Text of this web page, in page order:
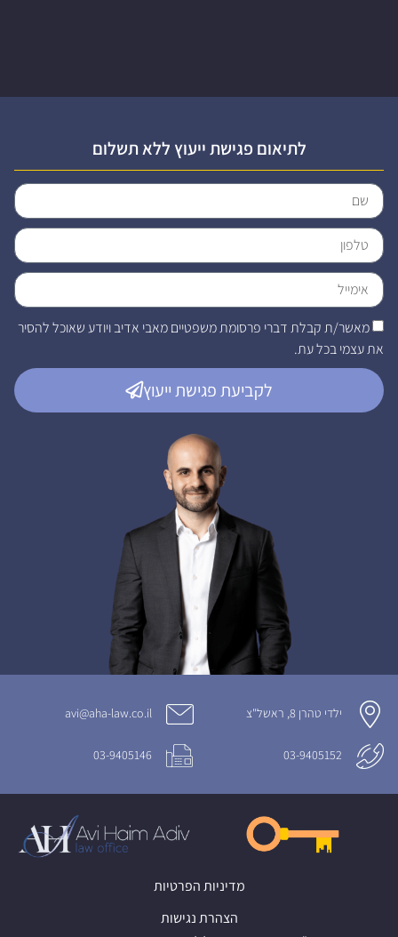
לתיאום פגישת ייעוץ ללא תשלום
מאשר/ת קבלת דברי פרסומת משפטיים מאבי אדיב ויודע שאוכל להסיר
את עצמי בכל עת.
לקביעת פגישת ייעוץ
ילדי טהרן 8, ראשל"צ avi@aha-law.co.il
03-9405152
03-9405146
מדיניות הפרטיות
הצהרת נגישות